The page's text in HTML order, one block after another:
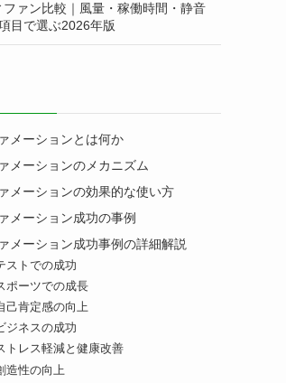
ファン比較｜風量・稼働時間・静音
目で選ぶ2026年版
メーションとは何か
メーションのメカニズム
メーションの効果的な使い方
メーション成功の事例
メーション成功事例の詳細解説
ストでの成功
ポーツでの成長
己肯定感の向上
ジネスの成功
トレス軽減と健康改善
造性の向上